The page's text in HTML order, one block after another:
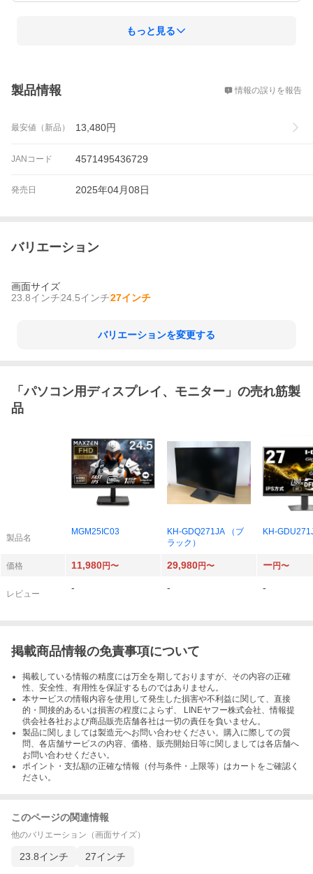
もっと見る
製品情報 情報の誤りを報告
最安値（新品） 13,480円
JANコード 4571495436729
発売日 2025年04月08日
バリエーション
画面サイズ
23.8インチ24.5インチ27インチ
バリエーションを変更する
「パソコン用ディスプレイ、モニター 」の売れ筋製
品
製品名
MGM25IC03
KH-GDQ271JA （ブ
ラック）
KH-
価格 11,980円〜 29,980円〜 ー円〜
レビュー
- - -
掲載商品情報の免責事項について
掲載している情報の精度には万全を期しておりますが、その内容の正確
性、安全性、有用性を保証するものではありません。
本サービスの情報内容を使用して発生した損害や不利益に関して、直接
的・間接的あるいは損害の程度によらず、 LINEヤフー株式会社、情報提
供会社各社および商品販売店舗各社は一切の責任を負いません。
製品に関しましては製造元へお問い合わせください。購入に際しての質
問、各店舗サービスの内容、価格、販売開始日等に関しましては各店舗へ
お問い合わせください。
ポイント・支払額の正確な情報（付与条件・上限等）はカートをご確認く
ださい。
このページの関連情報
他のバリエーション（画面サイズ）
23.8インチ 27インチ